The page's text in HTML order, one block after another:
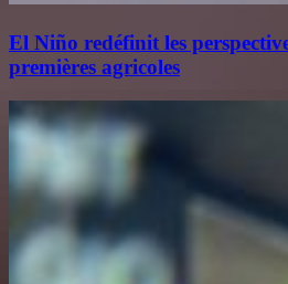
El Niño redéfinit les
premières agricoles